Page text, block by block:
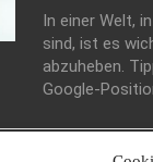
In einer Welt,
sind, ist es
abzuheben.
Google-